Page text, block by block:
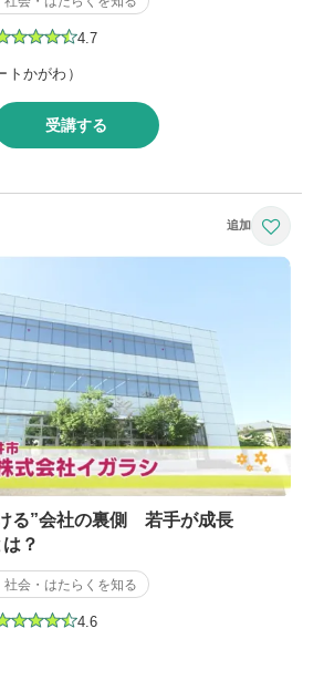
4.7
かがわ）
受講する
る”会社の裏側 若手が成長
？
社会・はたらくを知る
4.6